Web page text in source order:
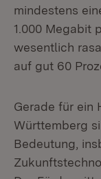
mindestens
1.000 Megabit
wesentlich
auf gut 60
Gerade für ein
Württemberg
Bedeutung,